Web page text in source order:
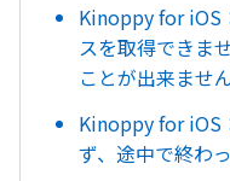
Kinoppy for iOS
スを取得できま
ことが出来ません
Kinoppy for iOS
ず、途中で終わ